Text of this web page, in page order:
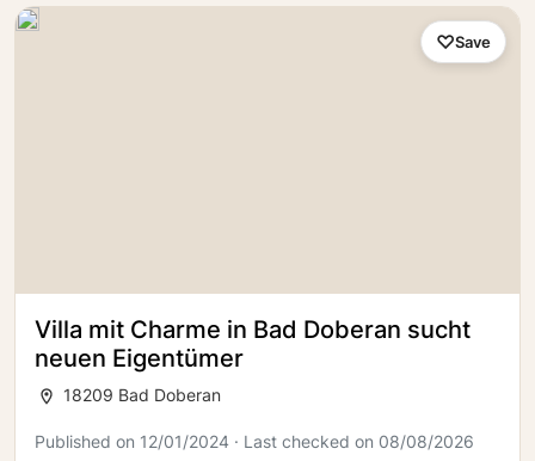
Villa mit Charme in Bad Doberan sucht
neuen Eigentümer
18209 Bad Doberan
Published on 12/01/2024 · Last checked on 08/08/2026
Save